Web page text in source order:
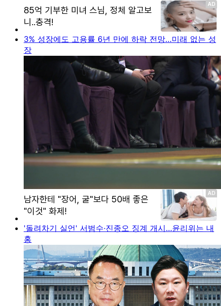
3% 성장에도 고용률 6년 만에 하락 전망…미래 없는 성
장
'돌려차기 실언' 서범수·진종오 징계 개시…윤리위는 내
홍